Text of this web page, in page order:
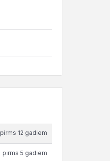
pirms 12 gadiem
pirms 5 gadiem